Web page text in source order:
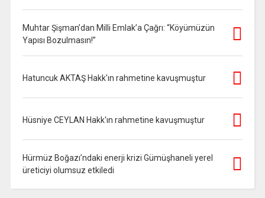
Muhtar Şişman’dan Milli Emlak’a Çağrı: “Köyümüzün
Yapısı Bozulmasın!”
Hatuncuk AKTAŞ Hakk'ın rahmetine kavuşmuştur
Hüsniye CEYLAN Hakk'ın rahmetine kavuşmuştur
Hürmüz Boğazı’ndaki enerji krizi Gümüşhaneli yerel
üreticiyi olumsuz etkiledi